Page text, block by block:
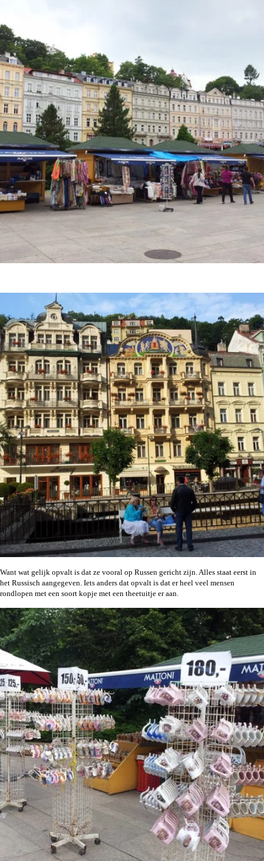
Want wat gelijk opvalt is dat ze vooral op Russen gericht zijn. Alles staat eerst in
het Russisch aangegeven. Iets anders dat opvalt is dat er heel veel mensen
rondlopen met een soort kopje met een theetuitje er aan.